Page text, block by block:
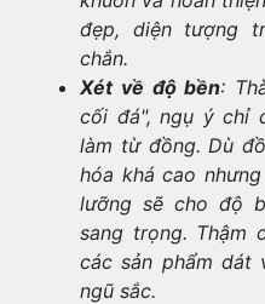
đẹp, diện tượng
chắn.
Xét về độ bền:
cối đá", ngụ ý chỉ
làm từ đồng. Dù
hóa khá cao
lưỡng sẽ cho độ
sang trọng. Thậm
các sản phẩm dát
ngũ sắc.